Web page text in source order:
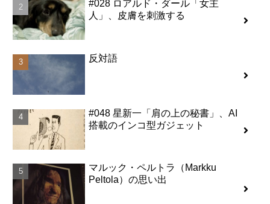
#028 ロアルド・ダール「女主
人」、皮膚を刺激する
反対語
#048 星新一「肩の上の秘書」、AI
搭載のインコ型ガジェット
マルック・ペルトラ（Markku
Peltola）の思い出